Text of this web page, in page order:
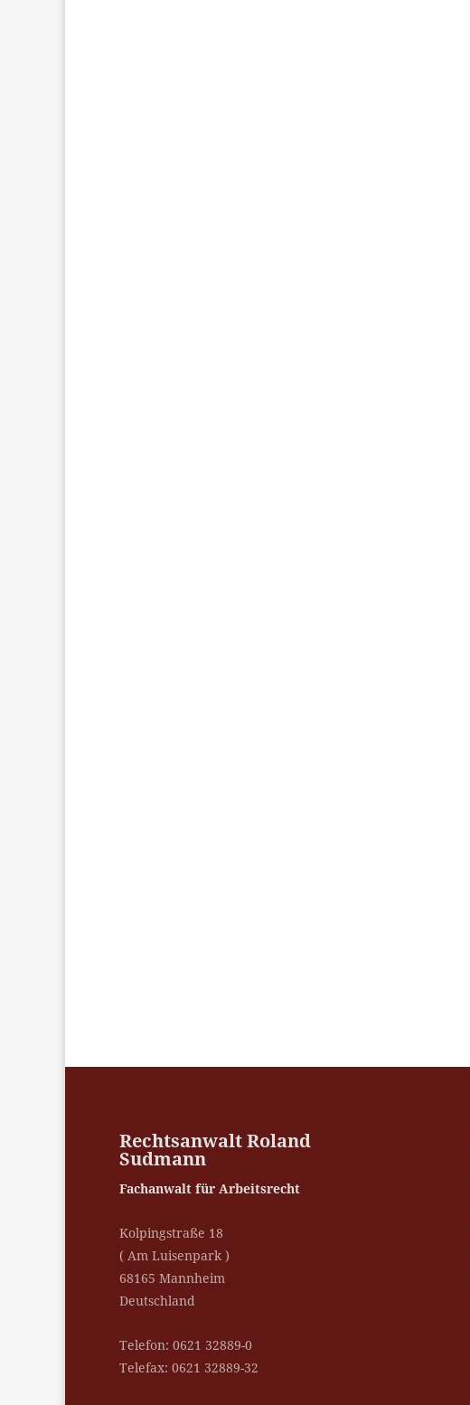
Rechtsanwalt Roland
Sudmann
Fachanwalt für Arbeitsrecht
Kolpingstraße 18
( Am Luisenpark )
68165 Mannheim
Deutschland
Telefon: 0621 32889-0
Telefax: 0621 32889-32